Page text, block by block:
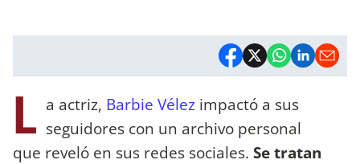
L a actriz, Barbie Vélez impactó a sus
seguidores con un archivo personal
que reveló en sus redes sociales. Se tratan